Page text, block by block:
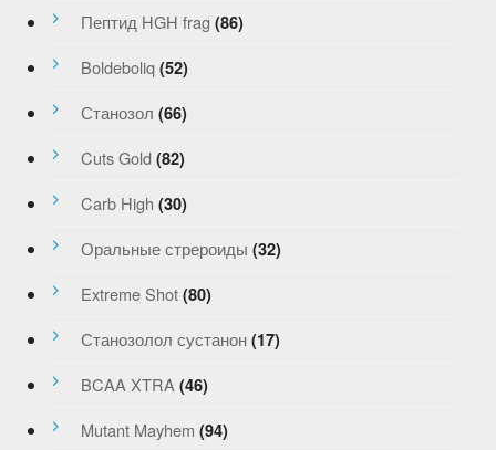
Пептид HGH frag (86)
Boldeboliq (52)
Станозол (66)
Cuts Gold (82)
Carb High (30)
Оральные стрероиды (32)
Extreme Shot (80)
Станозолол сустанон (17)
BCAA XTRA (46)
Mutant Mayhem (94)